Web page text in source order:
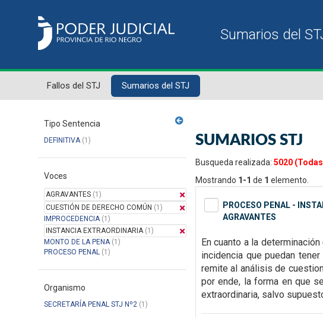
Fallos del STJ Sumarios del STJ
Tipo Sentencia
DEFINITIVA(1)
Voces
AGRAVANTES (1)
CUESTIÓN DE DERECHO COMÚN (1)
IMPROCEDENCIA(1)
INSTANCIA EXTRAORDINARIA(1)
MONTO DE LA PENA(1)
PROCESO PENAL (1)
Organismo
SECRETARÍA PENAL STJ Nº2 (1)
SUMARIOS STJ
Busqueda realizada: 5020
Mostrando 1-1 de 1 elemento.
PROCESO PENAL -
AGRAVANTES
En cuanto a la
incidencia que puedan
remite al análisis de
por ende, la forma en que
extraordinaria, salvo